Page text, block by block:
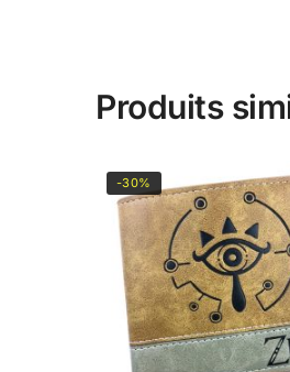
Produits
-30%